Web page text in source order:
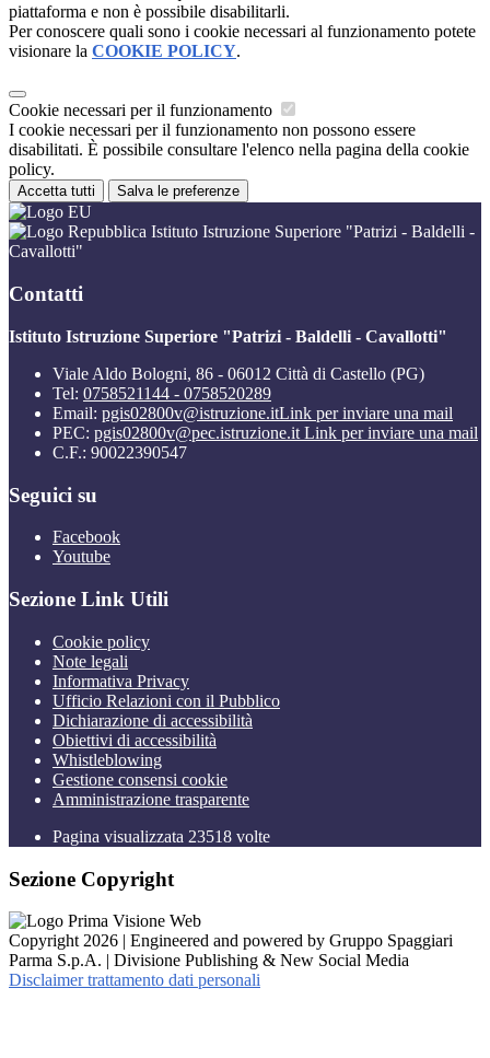
piattaforma e non è possibile disabilitarli.
Per conoscere quali sono i cookie necessari al funzionamento potete
visionare la COOKIE POLICY.
Cookie necessari per il funzionamento
I cookie necessari per il funzionamento non possono essere
disabilitati. È possibile consultare l'elenco nella pagina della cookie
policy.
Accetta tutti Salva le preferenze
Istituto Istruzione Superiore "Patrizi - Baldelli -
Cavallotti"
Contatti
Istituto Istruzione Superiore "Patrizi - Baldelli - Cavallotti"
Viale Aldo Bologni, 86 - 06012 Città di Castello (PG)
Tel: 0758521144 - 0758520289
Email: pgis02800v@istruzione.itLink per inviare una mail
PEC: pgis02800v@pec.istruzione.it Link per inviare una mail
C.F.: 90022390547
Seguici su
Facebook
Youtube
Sezione Link Utili
Cookie policy
Note legali
Informativa Privacy
Ufficio Relazioni con il Pubblico
Dichiarazione di accessibilità
Obiettivi di accessibilità
Whistleblowing
Gestione consensi cookie
Amministrazione trasparente
Pagina visualizzata 23518 volte
Sezione Copyright
Copyright 2026 | Engineered and powered by Gruppo Spaggiari
Parma S.p.A. | Divisione Publishing & New Social Media
Disclaimer trattamento dati personali